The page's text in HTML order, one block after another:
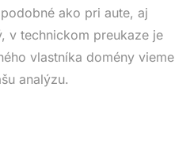
ako pri aute, aj
v technickom preukaze je
vlastníka domény vieme
analýzu.